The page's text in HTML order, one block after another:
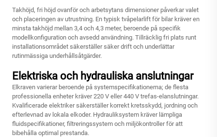
Takhöjd, fri höjd ovanför och arbetsytans dimensioner påverkar valet
och placeringen av utrustning. En typisk tvåpelarlift för bilar kräver en
minsta takhöjd mellan 3,4 och 4,3 meter, beroende på specifik
modellkonfiguration och avsedd användning. Tillräcklig fri plats runt
installationsområdet säkerställer säker drift och underlättar
rutinmässiga underhållsåtgärder.
Elektriska och hydrauliska anslutningar
Elkraven varierar beroende på systemspecifikationerna; de flesta
professionella enheter kräver 220 V eller 440 V trefas-elanslutningar.
Kvalificerade elektriker säkerställer korrekt kretsskydd, jordning och
efterlevnad av lokala elkoder. Hydrauliksystem kräver lämpliga
fluidspecifikationer, filtreringssystem och miljökontroller för att
bibehålla optimal prestanda.